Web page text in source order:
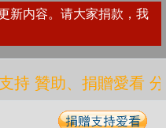
新内容。请大家捐款，我
持 贊助、捐贈愛看 分